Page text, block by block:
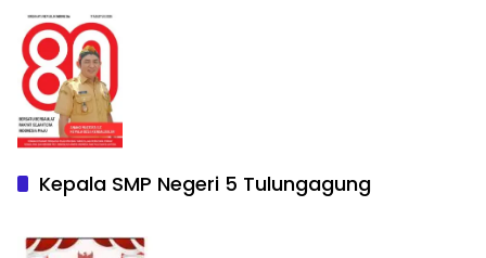
Kepala SMP Negeri 5 Tulungagung